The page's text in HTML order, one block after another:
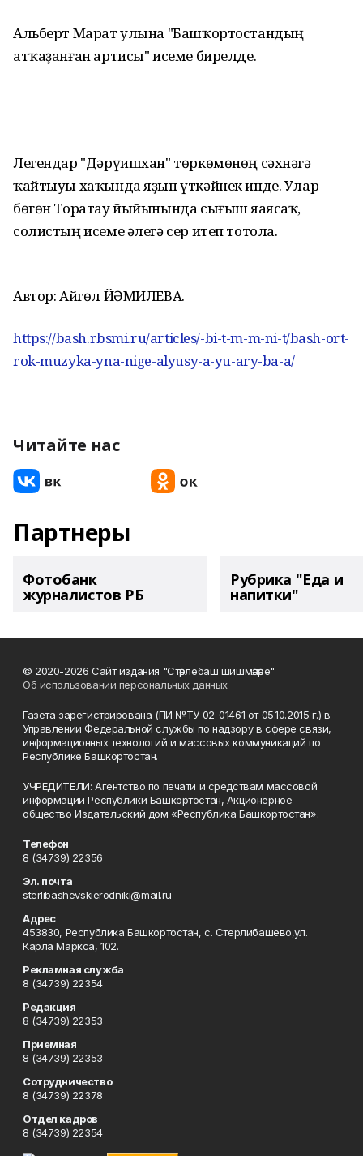
Альберт Марат улына "Башҡортостандың
атҡаҙанған артисы" исеме бирелде.
Легендар "Дәрүишхан" төркөмөнөң сәхнәгә
ҡайтыуы хаҡында яҙып үткәйнек инде. Улар
бөгөн Торатау йыйынында сығыш яһаясаҡ,
солистың исеме әлегә сер итеп тотола.
Автор: Айгөл ЙӘМИЛЕВА.
https://bash.rbsmi.ru/articles/-bi-t-m-m-ni-t/bash-ort-
rok-muzyka-yna-nige-alyusy-a-yu-ary-ba-a/
Читайте нас
Партнеры
Фотобанк
журналистов РБ
Рубрика "Еда и
напитки"
© 2020-2026 Сайт издания "Стәрлебаш шишмәләре"
Об использовании персональных данных
Газета зарегистрирована (ПИ №ТУ 02-01461 от 05.10.2015 г.) в
Управлении Федеральной службы по надзору в сфере связи,
информационных технологий и массовых коммуникаций по
Республике Башкортостан.
УЧРЕДИТЕЛИ: Агентство по печати и средствам массовой
информации Республики Башкортостан, Акционерное
общество Издательский дом «Республика Башкортостан».
Телефон
8 (34739) 22356
Эл. почта
sterlibashevskierodniki@mail.ru
Адрес
453830, Республика Башкортостан, c. Стерлибашево,ул.
Карла Маркса, 102.
Рекламная служба
8 (34739) 22354
Редакция
8 (34739) 22353
Приемная
8 (34739) 22353
Сотрудничество
8 (34739) 22378
Отдел кадров
8 (34739) 22354